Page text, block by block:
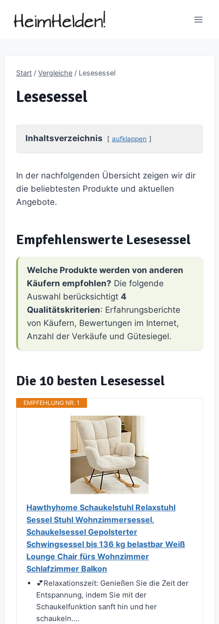
Inhalt
Start / Vergleiche / Lesesessel
Lesesessel
Inhaltsverzeichnis aufklappen
In der nachfolgenden Übersicht zeigen wir dir
die beliebtesten Produkte und aktuellen
Angebote.
Empfehlenswerte Lesesessel
Welche Produkte werden von anderen
Käufern empfohlen? Die folgende
Auswahl berücksichtigt 4
Qualitätskriterien: Erfahrungsberichte
von Käufern, Bewertungen im Internet,
Anzahl der Verkäufe und Gütesiegel.
Die 10 besten Lesesessel
EMPFEHLUNG NR. 1
Hawthyhome Schaukelstuhl Relaxstuhl
Sessel Stuhl Wohnzimmersessel,
Schaukelsessel Gepolsterter
Schwingsessel bis 136 kg belastbar Weiß
Lounge Chair fürs Wohnzimmer
Schlafzimmer Balkon
💕Relaxationszeit: Genießen Sie die Zeit der
Entspannung, indem Sie mit der
Schaukelfunktion sanft hin und her
schaukeln....